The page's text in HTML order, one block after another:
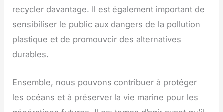
recycler davantage. Il est également important de
sensibiliser le public aux dangers de la pollution
plastique et de promouvoir des alternatives
durables.
Ensemble, nous pouvons contribuer à protéger
les océans et à préserver la vie marine pour les